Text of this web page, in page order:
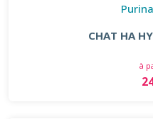
CHAT HA
à